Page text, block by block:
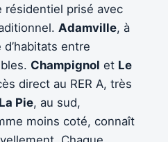
résidentiel prisé avec
Adamville, à
entre
Champignol et Le
direct au RER A, très
La Pie, au sud,
moins coté, connaît